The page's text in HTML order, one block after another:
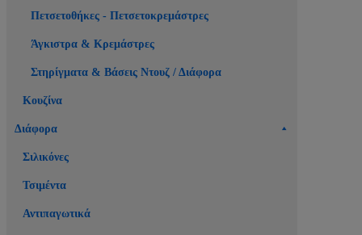
Πετσετοθήκες - Πετσετοκρεμάστρες
Άγκιστρα & Κρεμάστρες
Στηρίγματα & Βάσεις Ντουζ / Διάφορα
Κουζίνα
Διάφορα
Σιλικόνες
Τσιμέντα
Αντιπαγωτικά